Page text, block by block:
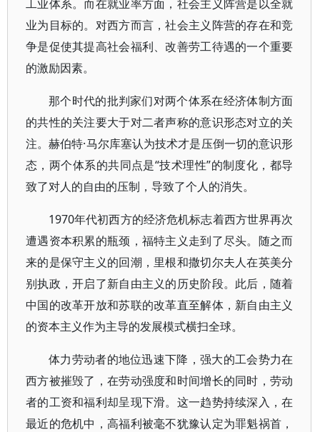
工业体系。而在就业率方面，社会主义阵营是以全就
业为目标的。对西方而言，社会主义阵营的存在和竞
争是促使其提高社会福利、改善劳工待遇的一个重要
的激励因素。
那个时代的批判家们对两个体系在经济体制方面
的共性的关注要大于对二者声称的意识形态对立的关
注。赫伯特·马尔库塞认为技术才是压倒一切的意识形
态，两个体系的共同点是“技术理性”的制度化，都导
致了对人的自由的压制，导致了个人的消失。
1970年代初西方的经济危机标志着西方世界再次
遭遇资本积累的瓶颈，福特主义走到了尽头。随之而
来的是保守主义的回潮，里根和撒切尔夫人在英美分
别执政，开启了新自由主义的历史阶段。此后，随着
中国的改革开放和苏联的改革直至解体，新自由主义
的资本主义作为主导的发展模式横扫全球。
体力劳动者的地位迅速下降，强大的工会势力在
西方被摧毁了，在劳动强度和时间增长的同时，劳动
者的工资和福利却呈现下滑。这一趋势持续深入，在
最近的危机中，高福利被毫不犹豫认定为罪魁祸首，